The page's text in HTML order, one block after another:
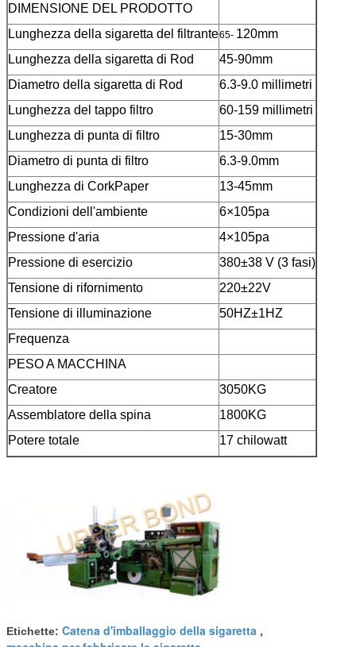
DIMENSIONE DEL PRODOTTO
Lunghezza della sigaretta del filtrante65- 120mm
Lunghezza della sigaretta di Rod
45-90mm
Diametro della sigaretta di Rod
6.3-9.0 millimetri
Lunghezza del tappo filtro
60-159 millimetri
Lunghezza di punta di filtro
15-30mm
Diametro di punta di filtro
6.3-9.0mm
Lunghezza di CorkPaper
13-45mm
Condizioni dell'ambiente
6×105pa
Pressione d'aria
4×105pa
Pressione di esercizio
380±38 V (3 fasi)
Tensione di rifornimento
220±22V
Tensione di illuminazione
50HZ±1HZ
Frequenza
PESO A MACCHINA
Creatore
3050KG
Assemblatore della spina
1800KG
Potere totale
17 chilowatt
Etichette: Catena d'imballaggio della sigaretta ,